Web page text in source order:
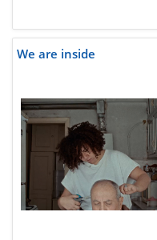
We are inside